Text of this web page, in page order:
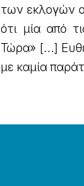
των εκλογών
ότι μία από
Τώρα» [...]
με καμία